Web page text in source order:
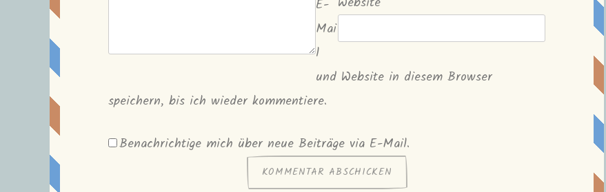
E-
Mai
l
und Website in diesem Browser
speichern, bis ich wieder kommentiere.
Benachrichtige mich über neue Beiträge via E-Mail.